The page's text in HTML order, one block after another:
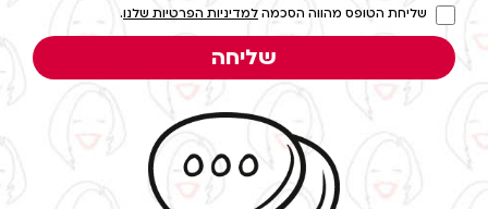
שליחת הטופס מהווה הסכמה למדיניות הפרטיות שלנו.
שליחה